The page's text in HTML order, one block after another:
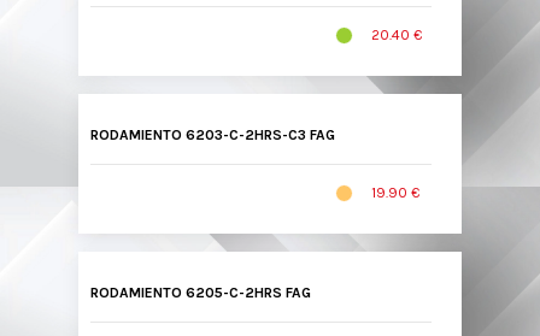
20.40 €
RODAMIENTO 6203-C-2HRS-C3 FAG
19.90 €
RODAMIENTO 6205-C-2HRS FAG